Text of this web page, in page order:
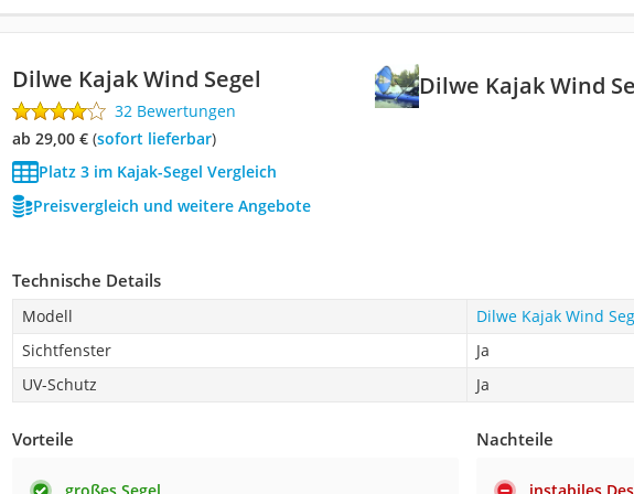
Dilwe Kajak Wind
Dilwe Kajak Wind Segel
32 Bewertungen
ab 29,00 €( Sofort lieferbar)
Platz 3 im Kajak-Segel Vergleich
Preisvergleich und weitere Angebote
Technische Details
Modell
Dilwe Kajak Wind
Sichtfenster
Ja
UV-Schutz
Ja
Vorteile Nachteile